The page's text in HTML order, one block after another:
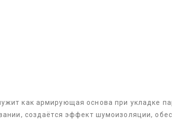
как армирующая основа при укладке
создаётся эффект шумоизоляции,